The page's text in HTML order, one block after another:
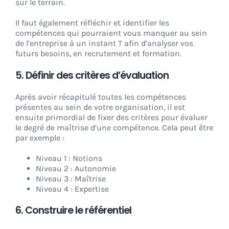
sur le terrain.
Il faut également réfléchir et identifier les
compétences qui pourraient vous manquer au sein
de l’entreprise à un instant T afin d’analyser vos
futurs besoins, en recrutement et formation.
5. Définir des critères d’évaluation
Après avoir récapitulé toutes les compétences
présentes au sein de votre organisation, il est
ensuite primordial de fixer des critères pour évaluer
le degré de maîtrise d’une compétence. Cela peut être
par exemple :
Niveau 1 : Notions
Niveau 2 : Autonomie
Niveau 3 : Maîtrise
Niveau 4 : Expertise
6. Construire le référentiel